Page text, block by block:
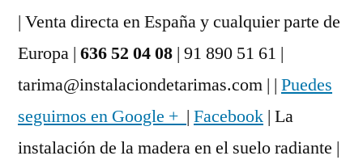
| Venta directa en España y cualquier parte de
Europa | 636 52 04 08 | 91 890 51 61 |
tarima@instalaciondetarimas.com | | Puedes
seguirnos en Google + | Facebook | La
instalación de la madera en el suelo radiante |